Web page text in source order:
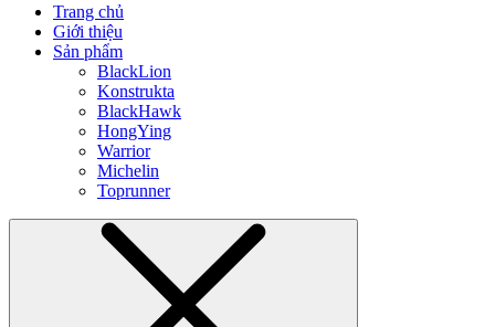
Trang chủ
Giới thiệu
Sản phẩm
BlackLion
Konstrukta
BlackHawk
HongYing
Warrior
Michelin
Toprunner